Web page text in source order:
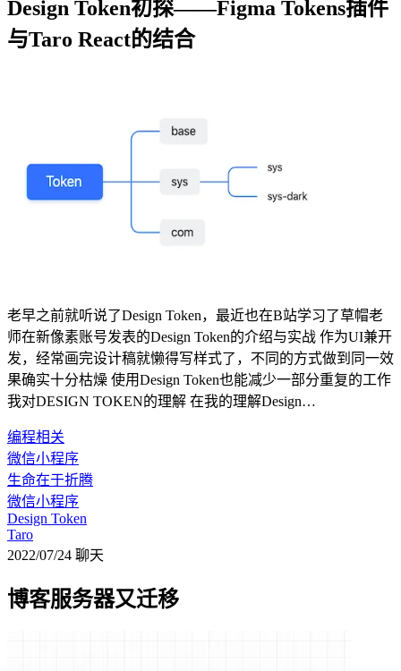
Design Token初探——Figma Tokens插件
与Taro React的结合
老早之前就听说了Design Token，最近也在B站学习了草帽老
师在新像素账号发表的Design Token的介绍与实战 作为UI兼开
发，经常画完设计稿就懒得写样式了，不同的方式做到同一效
果确实十分枯燥 使用Design Token也能减少一部分重复的工作
我对DESIGN TOKEN的理解 在我的理解Design…
编程相关
微信小程序
生命在于折腾
微信小程序
Design Token
Taro
2022/07/24 聊天
博客服务器又迁移